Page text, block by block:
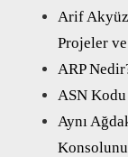
Arif
Projeler
ARP
ASN
Aynı
Konsolunu